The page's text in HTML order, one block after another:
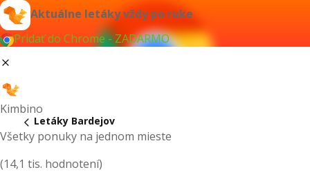
Aktuálne letáky vždy po ruke
Pridať do Chrome - ZADARMO
Kimbino
Všetky ponuky na jednom mieste
(14,1 tis. hodnotení)
Letáky Bardejov